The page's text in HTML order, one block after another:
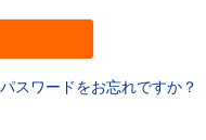
パスワードをお忘れですか？